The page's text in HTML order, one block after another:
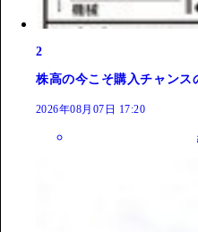
2
株高の今こそ購入チャンス
2026年08月07日 17:20